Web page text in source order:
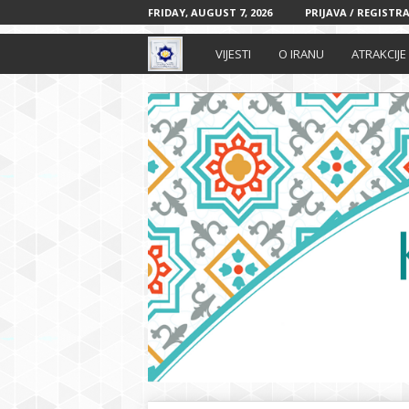
FRIDAY, AUGUST 7, 2026 PRIJAVA /
r
a
n
s
k
i
k
VIJESTI O IRANU ATRAKCIJE